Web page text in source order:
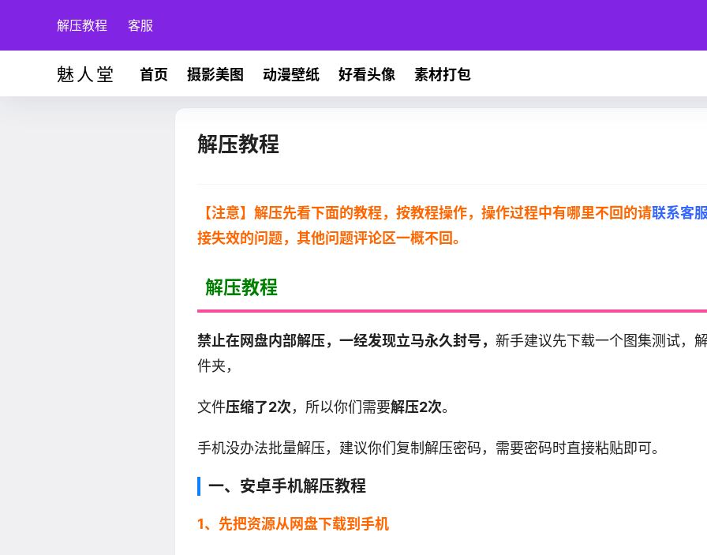
解压教程 客服
魅人堂 首页 摄影美图 动漫壁纸 好看头像 素材打包
解压教程
【注意】解压先看下面的教程，按教程操作，操作过程中有哪里不回的请联系客
接失效的问题，其他问题评论区一概不回。
解压教程
禁止在网盘内部解压，一经发现立马永久封号， 新手建议先下载一个图集测试，
件夹，
文件压缩了2次，所以你们需要解压2次。
手机没办法批量解压，建议你们复制解压密码，需要密码时直接粘贴即可。
一、安卓手机解压教程
1、先把资源从网盘下载到手机